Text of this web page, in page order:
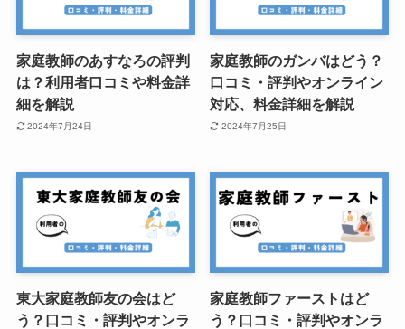
家庭教師のあすなろの評判
は？利用者口コミや料金詳
細を解説
2024年7月24日
家庭教師のガンバはどう？
口コミ・評判やオンライン
対応、料金詳細を解説
2024年7月25日
東大家庭教師友の会はど
う？口コミ・評判やオンラ
家庭教師ファーストはど
う？口コミ・評判やオンラ